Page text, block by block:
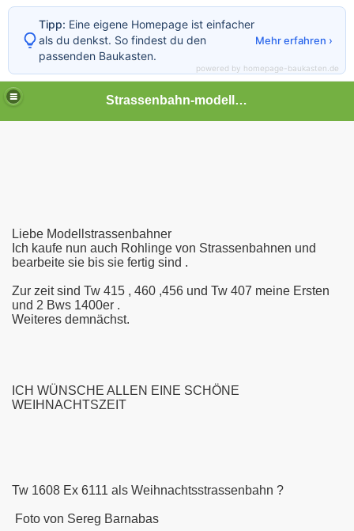
Strassenbahn-modellwelt
Liebe Modellstrassenbahner
Ich kaufe nun auch Rohlinge von Strassenbahnen und
bearbeite sie bis sie fertig sind .
Zur zeit sind Tw 415 , 460 ,456 und Tw 407 meine Ersten
und 2 Bws 1400er .
Weiteres demnächst.
ICH WÜNSCHE ALLEN EINE SCHÖNE
WEIHNACHTSZEIT
Tw 1608 Ex 6111 als Weihnachtsstrassenbahn ?
Foto von Sereg Barnabas
2014
Tipp: Eine eigene Homepage ist einfacher
als du denkst. So findest du den
passenden Baukasten.
Mehr erfahren ›
powered by homepage-baukasten.de